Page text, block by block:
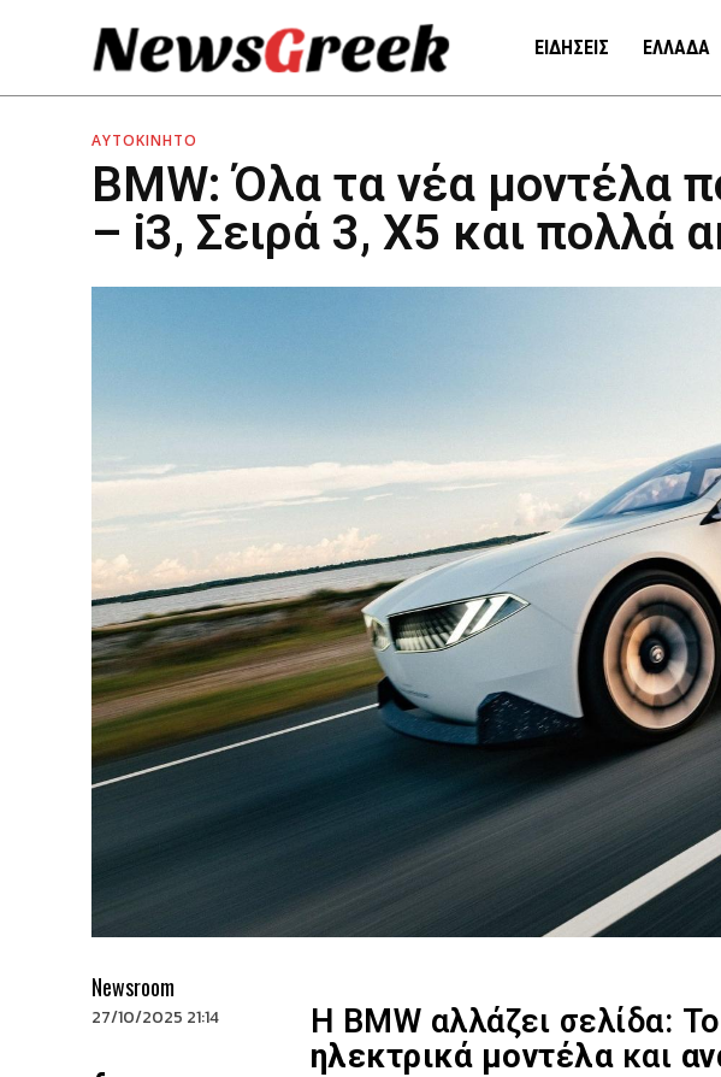
ΕΙΔΗΣΕΙΣ ΕΛΛΑΔΑ
ΑΥΤΟΚΙΝΗΤΟ
BMW: Όλα τα νέα μοντέλα
– i3, Σειρά 3, X5 και πολλά
Newsroom
27/10/2025 21:14 Η BMW αλλάζει σελίδα:
ηλεκτρικά μοντέλακαι